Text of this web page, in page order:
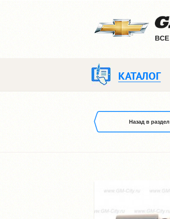
ВCE
КАТАЛОГ
Назад в раздел